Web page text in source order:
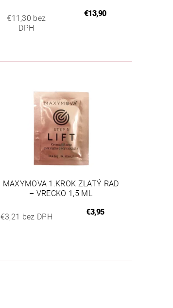
€11,30 bez
DPH
€13,90
MAXYMOVA 1.KROK ZLATÝ RAD
– VRECKO 1,5 ML
€3,21 bez DPH
€3,95